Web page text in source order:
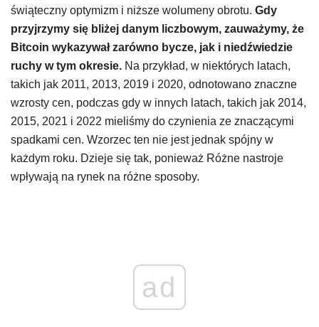
świąteczny optymizm i niższe wolumeny obrotu. Gdy
przyjrzymy się bliżej danym liczbowym, zauważymy, że
Bitcoin wykazywał zarówno bycze, jak i niedźwiedzie
ruchy w tym okresie. Na przykład, w niektórych latach,
takich jak 2011, 2013, 2019 i 2020, odnotowano znaczne
wzrosty cen, podczas gdy w innych latach, takich jak 2014,
2015, 2021 i 2022 mieliśmy do czynienia ze znaczącymi
spadkami cen. Wzorzec ten nie jest jednak spójny w
każdym roku. Dzieje się tak, ponieważ Różne nastroje
wpływają na rynek na różne sposoby.
ad